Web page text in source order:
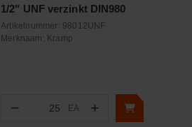
1/2" UNF verzinkt DIN980
Artikelnummer: 98012UNF
Merknaam: Kramp
− Aantal
EA +